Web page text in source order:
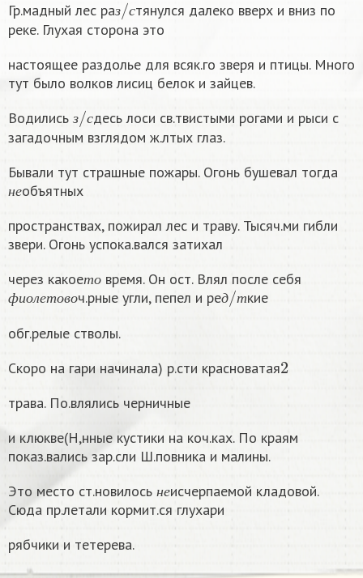
Гр.мадный лес ра з с тянулся далеко вверх и вниз по
реке. Глухая сторона это
настоящее раздолье для всяк.го зверя и птицы. Много
тут было волков лисиц белок и зайцев.
Водились
з с
/
десь лоси св.твистыми рогами и рыси с
загадочным взглядом ж.лтых глаз.
Бывали тут страшные пожары. Огонь бушевал тогда
н е
не
объятных
пространствах, пожирал лес и траву. Тысяч.ми гибли
звери. Огонь успока.вался затихал
через какоет о время. Он ост. Влял после себя
ф и ол е т о в о
фиол етово
ч.рные угли, пепел и ре д т
д /т
кие
обг.релые стволы.
Скоро на гари начинала) р.сти красноватая
2
трава. По.влялись черничные
и клюкве(Н,нные кустики на коч.ках. По краям
показ.вались зар.сли Ш.повника и малины.
Это место ст.новилось
н е исчерпаемой кладовой.
Сюда пр.летали кормит.ся глухари
рябчики и тетерева.